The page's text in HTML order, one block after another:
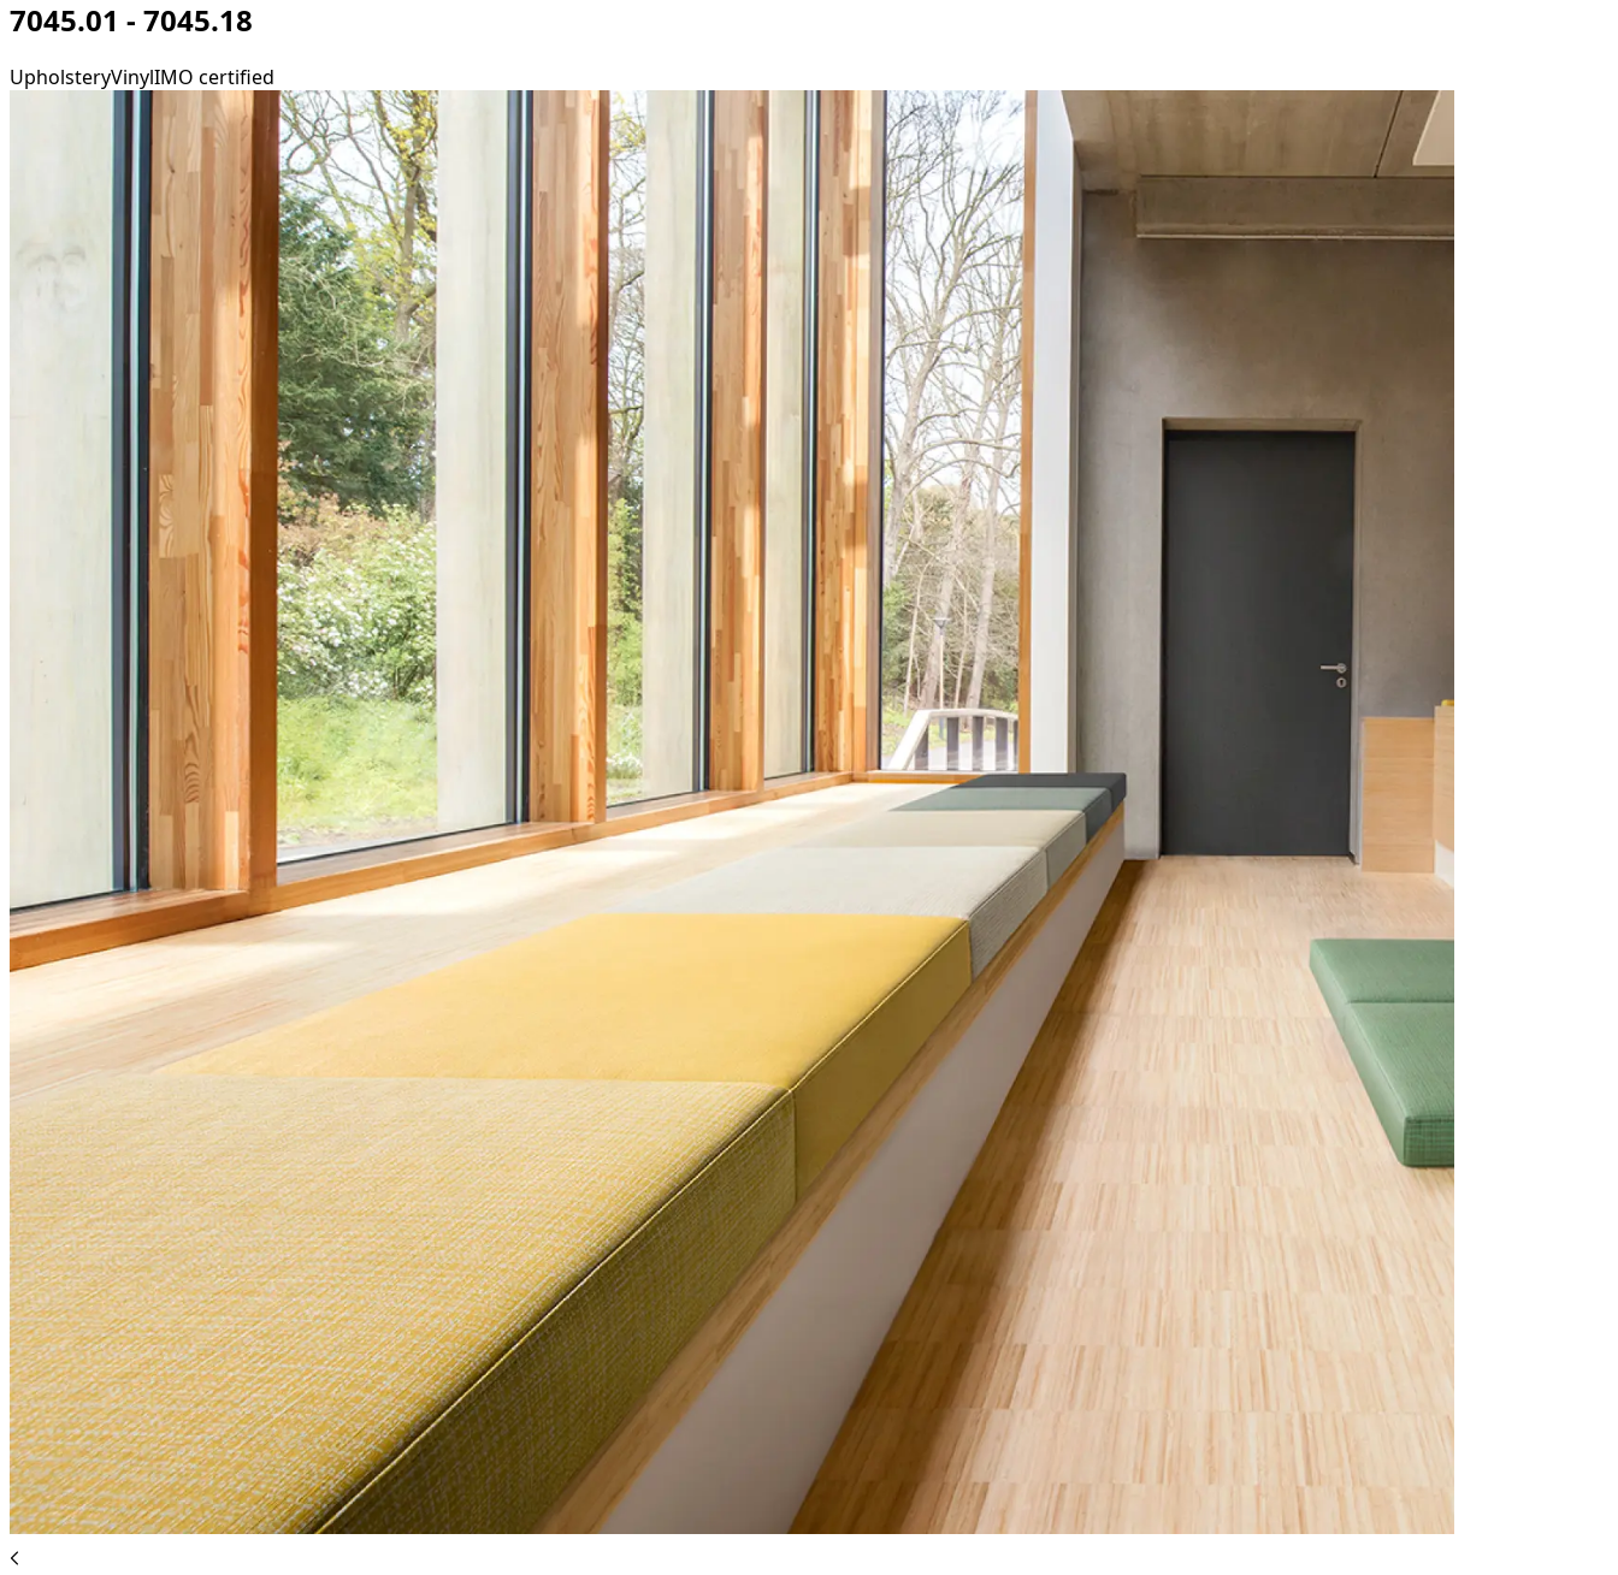
7045.01 - 7045.18
UpholsteryVinylIMO certified